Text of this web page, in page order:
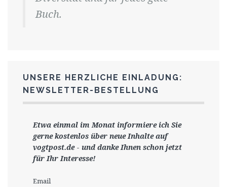
Buch.
UNSERE HERZLICHE EINLADUNG:
NEWSLETTER-BESTELLUNG
Etwa einmal im Monat informiere ich Sie
gernekostenlos über neue Inhalte auf
vogtpost.de- und danke Ihnen schon jetzt
für Ihr Interesse!
Email